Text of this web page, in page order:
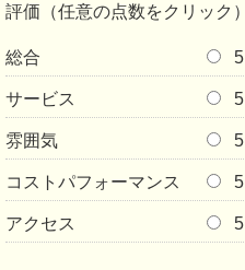
評価（任意の点数をクリック）
総合 5
サービス 5
雰囲気 5
コストパフォーマンス 5
アクセス 5